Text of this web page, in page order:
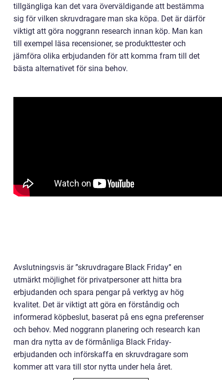
tillgängliga kan det vara överväldigande att bestämma
sig för vilken skruvdragare man ska köpa. Det är därför
viktigt att göra noggrann research innan köp. Man kan
till exempel läsa recensioner, se produkttester och
jämföra olika erbjudanden för att komma fram till det
bästa alternativet för sina behov.
Avslutningsvis är ”skruvdragare Black Friday” en
utmärkt möjlighet för privatpersoner att hitta bra
erbjudanden och spara pengar på verktyg av hög
kvalitet. Det är viktigt att göra en förståndig och
informerad köpbeslut, baserat på ens egna preferenser
och behov. Med noggrann planering och research kan
man dra nytta av de förmånliga Black Friday-
erbjudanden och införskaffa en skruvdragare som
kommer att vara till stor nytta under hela året.